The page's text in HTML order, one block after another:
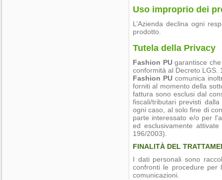
Uso improprio dei
L’Azienda declina ogni
prodotto.
Tutela della Privacy
Fashion PUgarantisce che
conformità al Decreto LGS.
Fashion PUcomunica
forniti al momento della
fattura sono esclusi dal
fiscali/tributari previsti
ogni caso, al solo fine di
parte interessato e/o per
ed esclusivamente
196/2003).
FINALITÀ DEL
I dati personali sono
confronti le procedure per
comunicazioni.